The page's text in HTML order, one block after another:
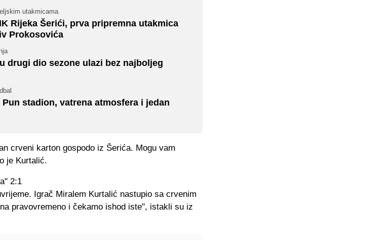
utakmicama
Rijeka Šerići, prva pripremna utakmica
Prokosovića
drugi dio sezone ulazi bez najboljeg
stadion, vatrena atmosfera i jedan
crveni karton gospodo iz Šerića. Mogu vam
je Kurtalić.
2:1
Igrač Miralem Kurtalić nastupio sa crvenim
pravovremeno i čekamo ishod iste", istakli su iz